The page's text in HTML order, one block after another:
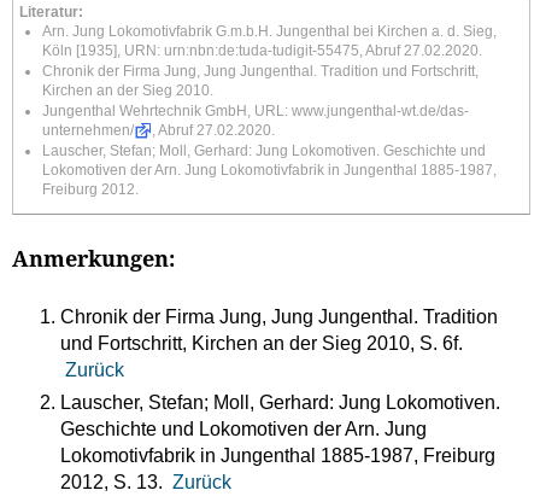
Literatur:
Arn. Jung Lokomotivfabrik G.m.b.H. Jungenthal bei Kirchen a. d. Sieg,
Köln [1935], URN: urn:nbn:de:tuda-tudigit-55475 , Abruf 27.02.2020.
Chronik der Firma Jung, Jung Jungenthal. Tradition und Fortschritt,
Kirchen an der Sieg 2010.
Jungenthal Wehrtechnik GmbH, URL: www.jungenthal-wt.de/das-
unternehmen/
, Abruf 27.02.2020.
Lauscher, Stefan; Moll, Gerhard: Jung Lokomotiven. Geschichte und
Lokomotiven der Arn. Jung Lokomotivfabrik in Jungenthal 1885-1987,
Freiburg 2012.
Anmerkungen:
Chronik der Firma Jung, Jung Jungenthal. Tradition
und Fortschritt, Kirchen an der Sieg 2010, S. 6f.
Zurück
Lauscher, Stefan; Moll, Gerhard: Jung Lokomotiven.
Geschichte und Lokomotiven der Arn. Jung
Lokomotivfabrik in Jungenthal 1885-1987, Freiburg
2012, S. 13. Zurück